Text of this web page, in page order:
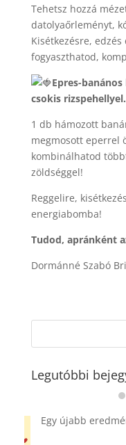
Tehetsz hozzá
datolyaőrleményt,
Kisétkezésre,
fogyaszthatod,
Epres-
csokis rizspehellyel.
1 db hámozott
megmosott eperrel
kombinálhatod
zöldséggel!
Reggelire,
energiabomba!
Tudod, apránként
Dormánné Szabó
Legutóbbi
Ádvent